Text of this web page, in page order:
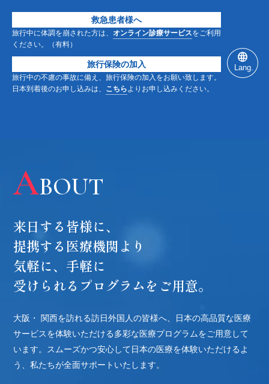
救急患者様へ
旅行中に体調を崩された方は、 オンライン診療サービスをご利用
ください。（有料）
旅行保険の加入
旅行中の不慮の事故に備え、旅行保険の加入をお願い致します。
日本到着後のお申し込みは、 こちらよりお申し込みください。
Lang.
気軽に、手軽に
メディカル ＆ ヘルスケアプラ
旅行透析 健康診断
YOUR
ABOUT
来日する皆様に、
提携する医療機関より
気軽に、手軽に
受けられるプログラムをご用意。
大阪・ 関西を訪れる訪日外国人の皆様へ、日本の高品質な医療
サービスを体験いただける多彩な医療プログラムをご用意して
います。スムーズかつ安心して日本の医療を体験いただけるよ
う、私たちが全面サポートいたします。